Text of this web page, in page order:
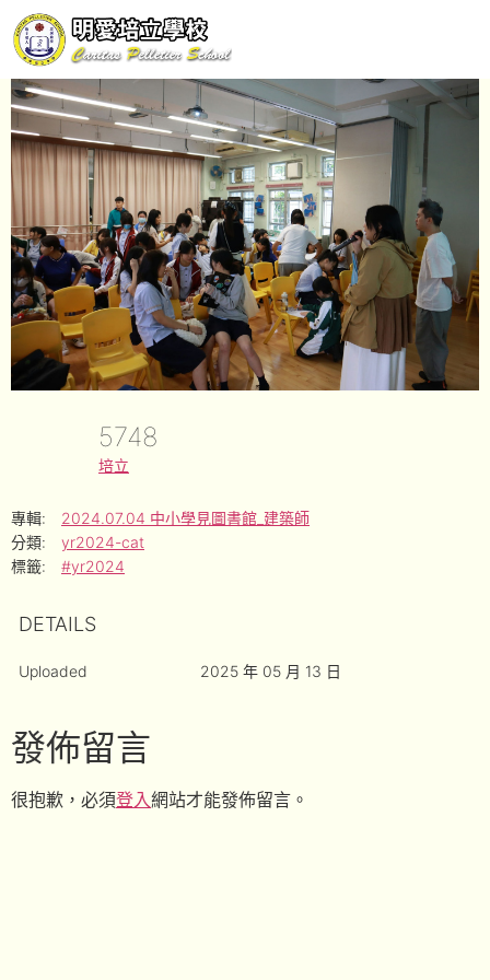
5748
培立
專輯:
2024.07.04 中小學見圖書館_建築師
分類:
yr2024-cat
標籤:
#yr2024
DETAILS
Uploaded 2025 年 05 月 13 日
發佈留言
很抱歉，必須登入網站才能發佈留言。